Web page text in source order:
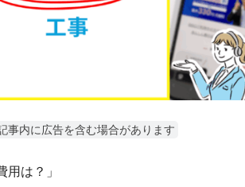
事内に広告を含む場合があります
用は？」